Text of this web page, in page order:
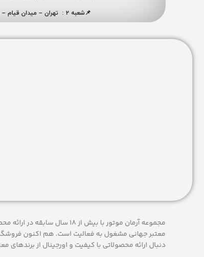
📌شعبه ۲ : تهران – میدان قیام – جنب پل ری – پلاک ۴۱۹
مجموعه آرمان موتور با بیش از
معتبر جهانی مشغول به فعاليت است. هم اکنون
دنبال ارائه محصولاتی با کيفيت و اورجينال از برندهای